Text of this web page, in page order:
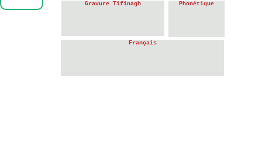
Phonétique
Gravure Tifinagh
Français